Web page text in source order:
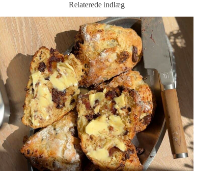
Relaterede indlæg